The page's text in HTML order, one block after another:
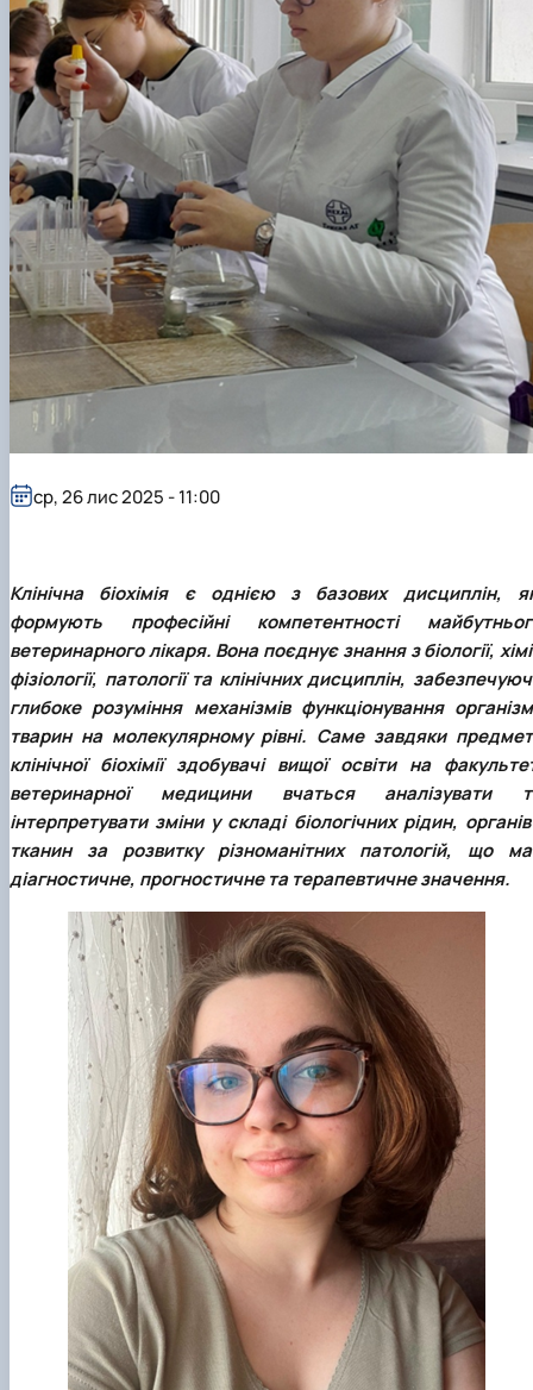
Клінічна біохімія є однією з базових дисциплін,
формують професійні компетентності
ветеринарного лікаря. Вона поєднує знання з біології,
фізіології, патології та клінічних дисциплін,
глибоке розуміння механізмів функціонування
тварин на молекулярному рівні. Саме завдяки
клінічної біохімії здобувачі вищої освіти на
ветеринарної медицини вчаться аналізувати
інтерпретувати зміни у складі біологічних рідин, органів
тканин за розвитку різноманітних патологій, що
діагностичне, прогностичне та терапевтичне значення.
ср, 26 лис 2025 - 11:00